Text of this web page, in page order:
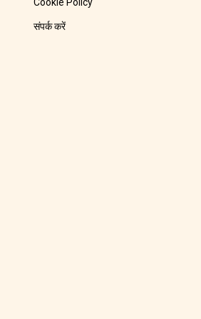
Cookie Policy
संपर्क करें